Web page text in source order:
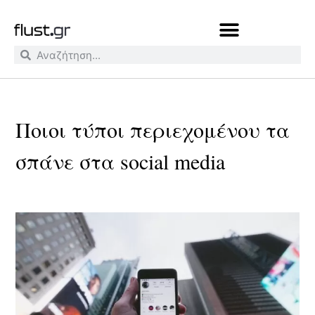
Ποιοι τύποι περιεχομένου τα
σπάνε στα social media